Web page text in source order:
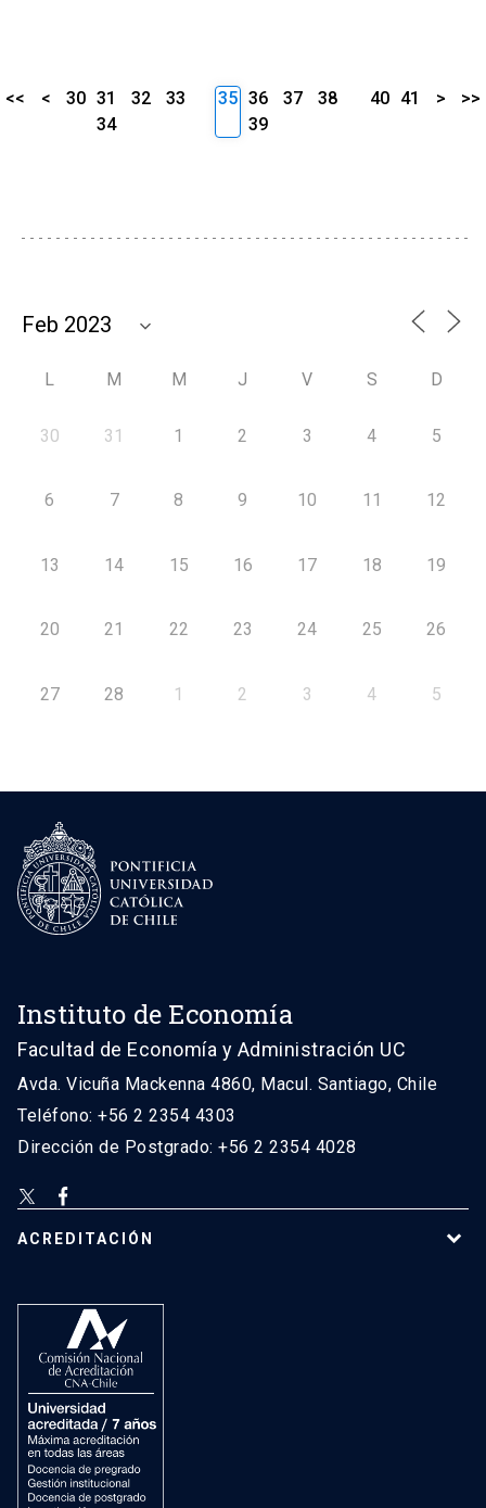
<< < 30 31 32
33
34
35 36 37
38
39
40 41 > >>
L M M J V S D
30 31 1 2 3 4 5
6 7 8 9 10 11 12
13 14 15 16 17 18 19
20 21 22 23 24 25 26
27 28 1 2 3 4 5
Instituto de Economía
Facultad de Economía y Administración UC
Avda. Vicuña Mackenna 4860, Macul. Santiago, Chile
Teléfono: +56 2 2354 4303
Dirección de Postgrado: +56 2 2354 4028
ACREDITACIÓN